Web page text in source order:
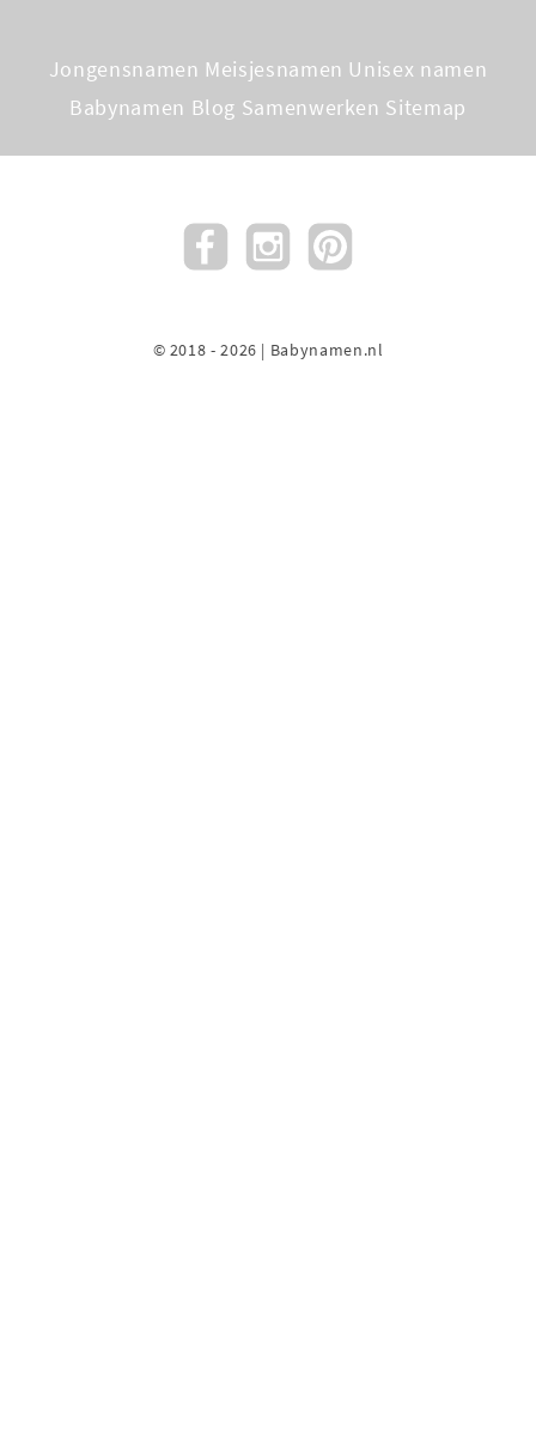
Jongensnamen Meisjesnamen Unisex namen
Babynamen Blog Samenwerken Sitemap
© 2018 - 2026 | Babynamen.nl